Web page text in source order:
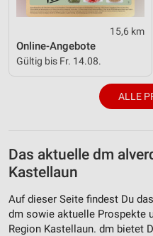
15,6 km
Online-Angebote
Gültig bis Fr. 14.08.
ALLE
Das aktuelle dm
Kastellaun
Auf dieser Seite findest Du
dm sowie aktuelle Prospekte
Region Kastellaun. dm bietet
Entwicklung und
Verwendung reduzierter
Inhalten
Verwendung genauer
Informationen identifizieren
Nicht-IAB-Verarbeitungszwecke:
Notwendig
Performance